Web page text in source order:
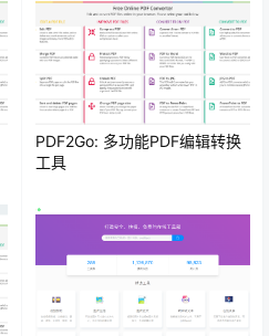
PDF2Go: 多功能PDF编辑转换
工具